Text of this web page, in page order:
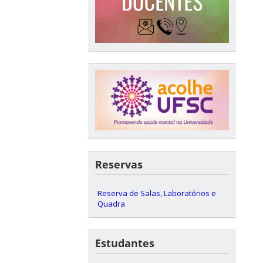
Reservas
Reserva de Salas, Laboratórios e
Quadra
Estudantes